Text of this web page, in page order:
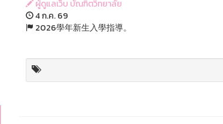
ผู้ดูแลเว็บ บัณฑิตวิทยาลัย
4 ก.ค. 69
2026學年新生入學指導。